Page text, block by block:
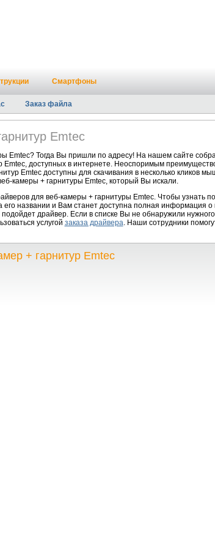
Смартфоны
Заказ файла
Emtec
Emtec? Тогда Вы пришли по адресу! На нашем сайте
Emtec, доступных в интернете. Неоспоримым
Emtec доступны для скачивания в несколько кликов
камеры + гарнитуры Emtec, который Вы искали.
для веб-камеры + гарнитуры Emtec. Чтобы узнать
названии и Вам станет доступна полная информация о
драйвер. Если в списке Вы не обнаружили
услугой заказа драйвера. Наши сотрудники
+ гарнитур Emtec